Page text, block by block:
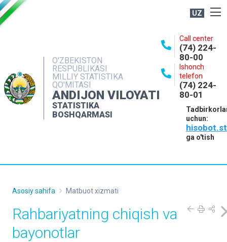
UZ
O'ZBEKISTON
RESPUBLIKASI
MILLIY STATISTIKA
QO'MITASI
ANDIJON VILOYATI
STATISTIKA
BOSHQARMASI
Call center
(74) 224-
80-00
Ishonch
telefon
(74) 224-
80-01
uchun:
ga o'tish
NASHRLAR
INTERAKTIV XIZMATLAR
MATBUOT XIZMATI
MUROJAATLAR
Asosiy sahifa Matbuot xizmati
Rahbariyatning chiqish va
bayonotlar